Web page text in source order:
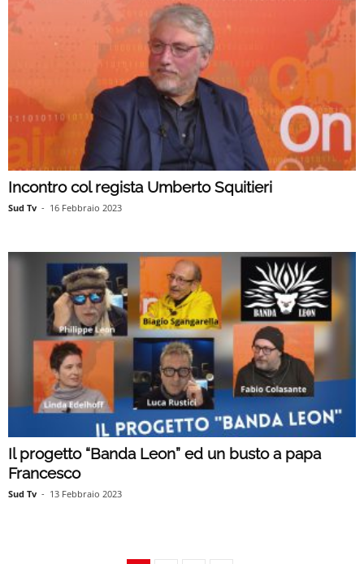
Incontro col regista Umberto Squitieri
Sud Tv - 16 Febbraio 2023
Il progetto “Banda Leon” ed un busto a papa
Francesco
Sud Tv - 13 Febbraio 2023